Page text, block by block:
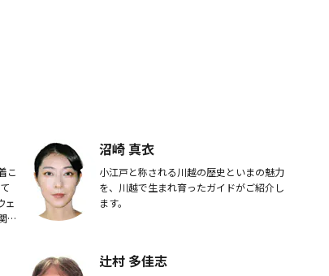
こ
ェ
わ
沼崎 真衣
小江戸と称される川越の歴史といまの魅力
を、川越で生まれ育ったガイドがご紹介し
ます。
辻村 多佳志